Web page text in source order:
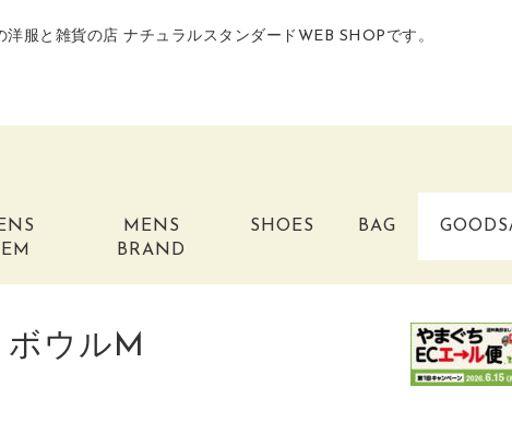
洋服と雑貨の店 ナチュラルスタンダードWEB SHOPです。
MENS
BRAND
SHOES BAG
ウルM